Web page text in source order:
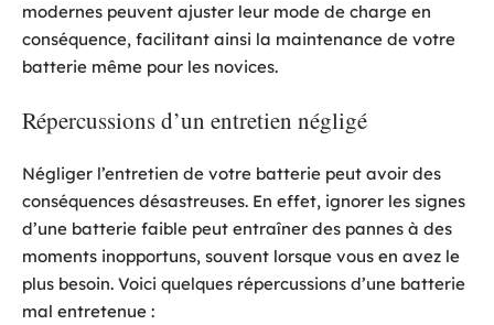
modernes peuvent ajuster leur mode de charge en
conséquence, facilitant ainsi la maintenance de votre
batterie même pour les novices.
Répercussions d’un entretien négligé
Négliger l’entretien de votre batterie peut avoir des
conséquences désastreuses. En effet, ignorer les signes
d’une batterie faible peut entraîner des pannes à des
moments inopportuns, souvent lorsque vous en avez le
plus besoin. Voici quelques répercussions d’une batterie
mal entretenue :